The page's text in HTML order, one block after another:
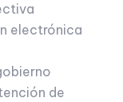
electrónica
de